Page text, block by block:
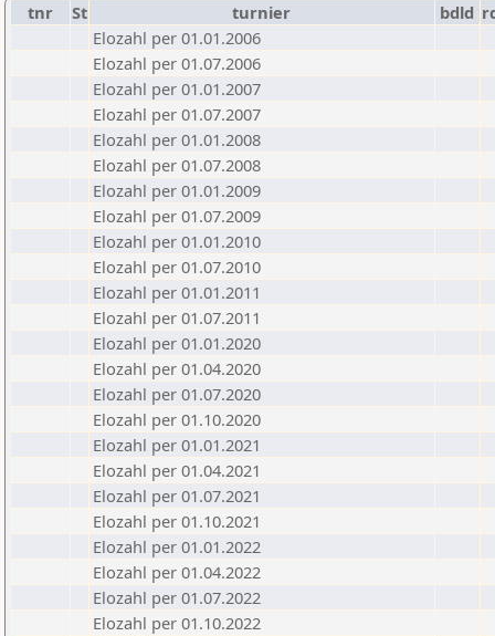
tnr St turnier bdld
Elozahl per 01.01.2006
Elozahl per 01.07.2006
Elozahl per 01.01.2007
Elozahl per 01.07.2007
Elozahl per 01.01.2008
Elozahl per 01.07.2008
Elozahl per 01.01.2009
Elozahl per 01.07.2009
Elozahl per 01.01.2010
Elozahl per 01.07.2010
Elozahl per 01.01.2011
Elozahl per 01.07.2011
Elozahl per 01.01.2020
Elozahl per 01.04.2020
Elozahl per 01.07.2020
Elozahl per 01.10.2020
Elozahl per 01.01.2021
Elozahl per 01.04.2021
Elozahl per 01.07.2021
Elozahl per 01.10.2021
Elozahl per 01.01.2022
Elozahl per 01.04.2022
Elozahl per 01.07.2022
Elozahl per 01.10.2022